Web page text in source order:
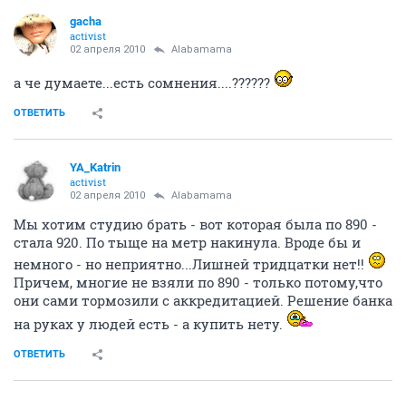
gacha
activist
02 апреля 2010 Alabamama
а че думаете...есть сомнения....??????
ОТВЕТИТЬ
YA_Katrin
activist
02 апреля 2010 Alabamama
Мы хотим студию брать - вот которая была по 890 -
стала 920. По тыще на метр накинула. Вроде бы и
немного - но неприятно...Лишней тридцатки нет!!
Причем, многие не взяли по 890 - только потому,что
они сами тормозили с аккредитацией. Решение банка
на руках у людей есть - а купить нету.
ОТВЕТИТЬ